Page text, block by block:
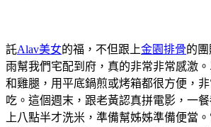
託Alav美女的福，不但跟上金園排骨的
雨幫我們宅配到府，真的非常非常感激
和雞腿，用平底鍋煎或烤箱都很方便，
吃。這個週末，跟老黃認真拼電影，一
上八點半才洗米，準備幫姊姊準備便當